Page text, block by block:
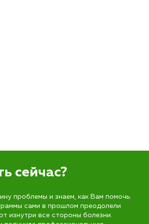
сейчас?
проблемы и знаем, как Вам помочь.
сами в прошлом преодолели
изнутри все стороны болезни.